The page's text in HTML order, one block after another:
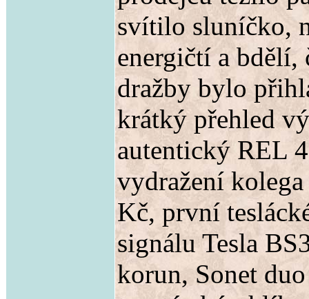
svítilo sluníčko,
energičtí a
dražby bylo
krátký přehled
autentický REL
vydražení
Kč, první
signálu Tesla
korun, Sonet